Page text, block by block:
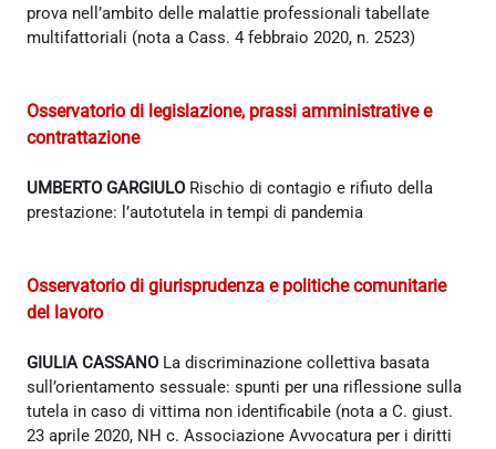
prova nell’ambito delle malattie professionali tabellate
multifattoriali (nota a Cass. 4 febbraio 2020, n. 2523)
Osservatorio di legislazione, prassi amministrative e
contrattazione
UMBERTO GARGIULO Rischio di contagio e rifiuto della
prestazione: l’autotutela in tempi di pandemia
Osservatorio di giurisprudenza e politiche comunitarie
del lavoro
GIULIA CASSANO La discriminazione collettiva basata
sull’orientamento sessuale: spunti per una riflessione sulla
tutela in caso di vittima non identificabile (nota a C. giust.
23 aprile 2020, NH c. Associazione Avvocatura per i diritti